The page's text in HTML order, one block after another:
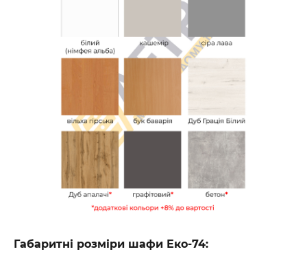
Габаритні розміри шафи Еко-74: